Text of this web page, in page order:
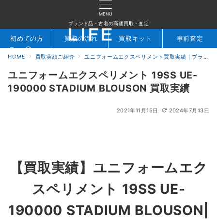
MENU
ブランド品・古着の高価買取・査定
検索 お問合せ
初めての方 買取の流れ 買取キット 事前査定
HOME 買取実績ご紹介 ユニフォームエクスペリメント買取実績｜ブランド専門店LIFE
ユニフォームエクスペリメント 19SS UE-
190000 STADIUM BLOUSON 買取実績
2021年11月15日 2024年7月13日
【買取実績】ユニフォームエク
スペリメント 19SS UE-
190000 STADIUM BLOUSON|